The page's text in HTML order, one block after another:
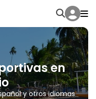
en
y otros idiomas